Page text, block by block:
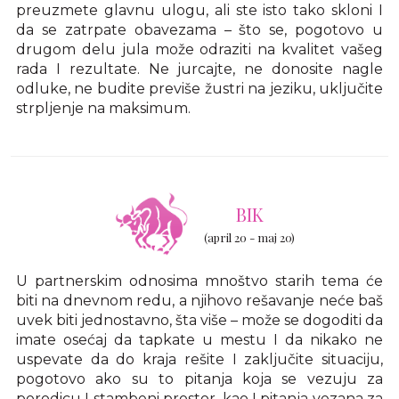
preuzmete glavnu ulogu, ali ste isto tako skloni I
da se zatrpate obavezama – što se, pogotovo u
drugom delu jula može odraziti na kvalitet vašeg
rada I rezultate. Ne jurcajte, ne donosite nagle
odluke, ne budite previše žustri na jeziku, uključite
strpljenje na maksimum.
BIK
(april 20 - maj 20)
U partnerskim odnosima mnoštvo starih tema će
biti na dnevnom redu, a njihovo rešavanje neće baš
uvek biti jednostavno, šta više – može se dogoditi da
imate osećaj da tapkate u mestu I da nikako ne
uspevate da do kraja rešite I zaključite situaciju,
pogotovo ako su to pitanja koja se vezuju za